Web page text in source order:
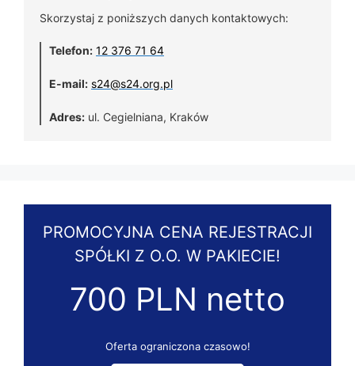
Skorzystaj z poniższych danych kontaktowych:
Telefon: 12 376 71 64
E-mail: s24@s24.org.pl
Adres: ul. Cegielniana, Kraków
PROMOCYJNA CENA REJESTRACJI
SPÓŁKI Z O.O. W PAKIECIE!
700 PLN netto
Oferta ograniczona czasowo!